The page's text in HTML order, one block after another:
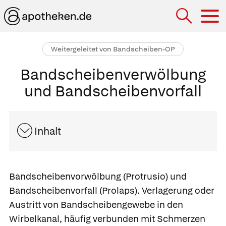
Weitergeleitet von Bandscheiben-OP
Bandscheibenverwölbung
und Bandscheibenvorfall
Inhalt
Bandscheibenvorwölbung (Protrusio) und
Bandscheibenvorfall (Prolaps). Verlagerung oder
Austritt von Bandscheibengewebe in den
Wirbelkanal, häufig verbunden mit Schmerzen